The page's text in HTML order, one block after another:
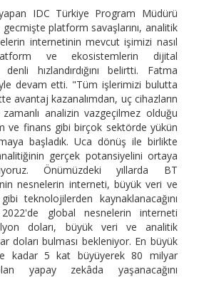
IDC Türkiye Program Müdürü
platform savaşlarını, analitik
internetinin mevcut işimizi nasıl
ve ekosistemlerin dijital
hızlandırdığını belirtti. Fatma
devam etti. "Tüm işlerimizi bulutta
avantaj kazanalımdan, uç cihazların
zamanlı analizin vazgeçilmez olduğu
ve finans gibi birçok sektörde yükün
başladık. Uca dönüş ile birlikte
gerçek potansiyelini ortaya
Önümüzdeki yıllarda BT
nesnelerin interneti, büyük veri ve
teknolojilerden kaynaklanacağını
global nesnelerin interneti
doları, büyük veri ve analitik
doları bulması bekleniyor. En büyük
kadar 5 kat büyüyerek 80 milyar
yapay zekâda yaşanacağını